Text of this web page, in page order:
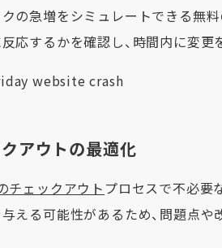
クの急増をシミュレートできる無
応するかを確認し、時間内に変更
アウトの最適化
チェックアウト プロセスで不必要
える可能性があるため、問題点